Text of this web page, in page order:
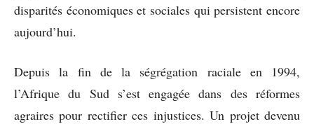
disparités économiques et sociales qui persistent encore
aujourd’hui.
Depuis la fin de la ségrégation raciale en 1994,
l’Afrique du Sud s’est engagée dans des réformes
agraires pour rectifier ces injustices. Un projet devenu